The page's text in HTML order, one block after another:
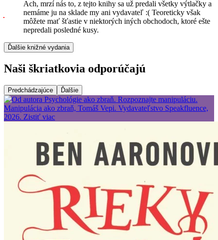
Ach, mrzí nás to, z tejto knihy sa už predali všetky výtlačky a
nemáme ju na sklade my ani vydavateľ :( Teoreticky však
môžete mať šťastie v niektorých iných obchodoch, ktoré ešte
nepredali posledné kusy.
Ďalšie knižné vydania
Naši škriatkovia odporúčajú
Predchádzajúce Ďalšie